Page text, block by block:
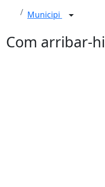
Municipi
Com arribar-hi